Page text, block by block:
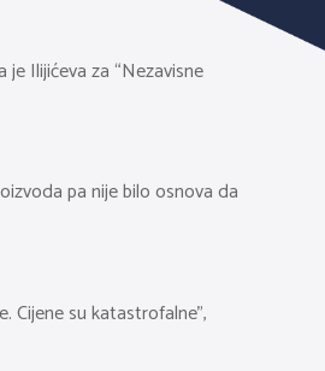
Ilijićeva za “Nezavisne
pa nije bilo osnova da
Cijene su katastrofalne”,